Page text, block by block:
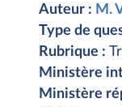
Auteur : M.
Type de
Rubrique :
Ministère
Ministère